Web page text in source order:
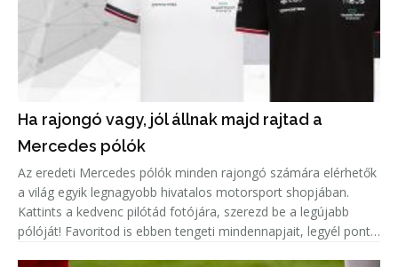
Ha rajongó vagy, jól állnak majd rajtad a
Mercedes pólók
Az eredeti Mercedes pólók minden rajongó számára elérhetők
a világ egyik legnagyobb hivatalos motorsport shopjában.
Kattints a kedvenc pilótád fotójára, szerezd be a legújabb
pólóját! Favoritod is ebben tengeti mindennapjait, legyél pont